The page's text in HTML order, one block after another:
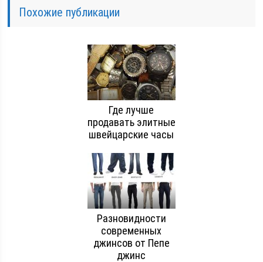
Похожие публикации
Где лучше
продавать элитные
швейцарские часы
Разновидности
современных
джинсов от Пепе
джинс